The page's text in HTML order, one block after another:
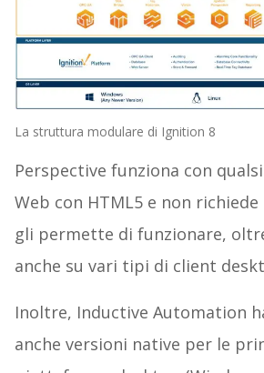
La struttura modulare di Ignition 8
Perspective funziona con
Web con HTML5 e non
gli permette di funzionare,
anche su vari tipi di client
Inoltre, Inductive Automation
anche versioni native per le